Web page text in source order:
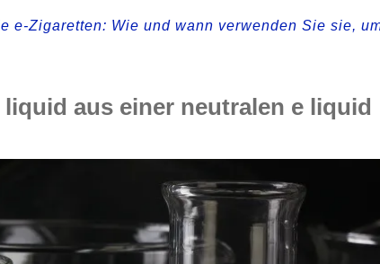
e-Zigaretten: Wie und wann verwenden Sie sie,
aus einer neutralen e liquid